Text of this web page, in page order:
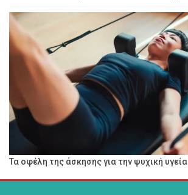
Τα οφέλη της άσκησης για την ψυχική υγεία